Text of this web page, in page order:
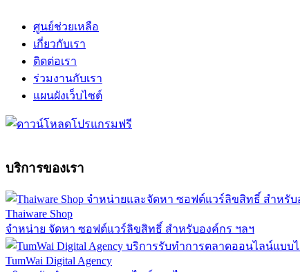
ศูนย์ช่วยเหลือ
เกี่ยวกับเรา
ติดต่อเรา
ร่วมงานกับเรา
แผนผังเว็บไซต์
บริการของเรา
Thaiware Shop
จำหน่าย จัดหา ซอฟต์แวร์ลิขสิทธิ์ สำหรับองค์กร ฯลฯ
TumWai Digital Agency